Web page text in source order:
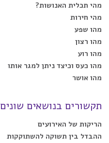
מהי תכלית האנושות?
מהי חירות
מהו שפע
מהו רצון
מהו רוע
מהו כעס וכיצד ניתן למגר אותו
מהו אושר
תקשורים בנושאים שונים
הריקות של האירועים
ההבדל בין תשוקה להשתוקקות